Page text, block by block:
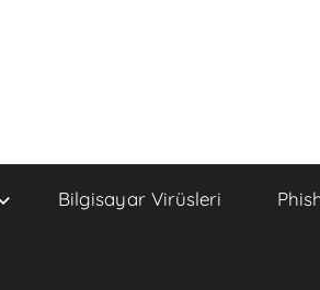
Bilgisayar Virüsleri